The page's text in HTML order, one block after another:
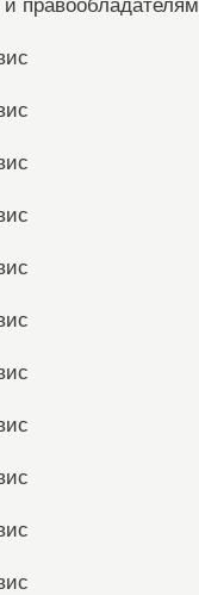
правообладателям